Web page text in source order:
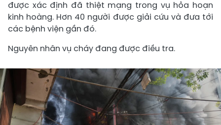
được xác định đã thiệt mạng trong vụ hỏa hoạn
kinh hoàng. Hơn 40 người được giải cứu và đưa tới
các bệnh viện gần đó.
Nguyên nhân vụ cháy đang được điều tra.